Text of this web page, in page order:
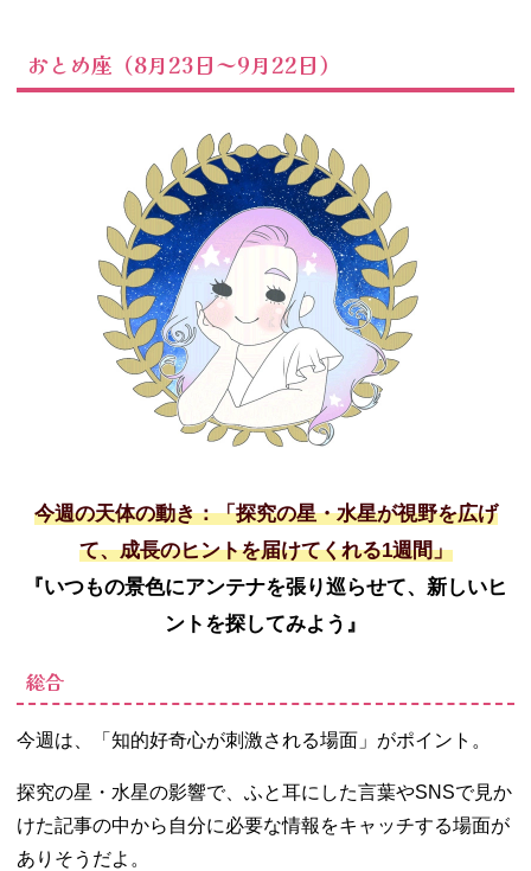
おとめ座（8月23日～9月22日）
今週の天体の動き：「探究の星・水星が視野を広げ
て、成長のヒントを届けてくれる1週間」
『いつもの景色にアンテナを張り巡らせて、新しいヒ
ントを探してみよう』
総合
今週は、「知的好奇心が刺激される場面」がポイント。
探究の星・水星の影響で、ふと耳にした言葉やSNSで見か
けた記事の中から自分に必要な情報をキャッチする場面が
ありそうだよ。